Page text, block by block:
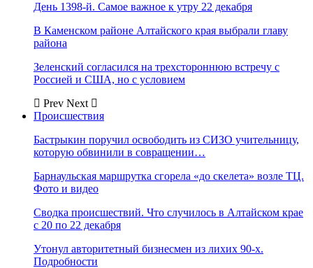
День 1398-й. Самое важное к утру 22 декабря
В Каменском районе Алтайского края выбрали главу
района
Зеленский согласился на трехстороннюю встречу с
Россией и США, но с условием
Prev Next
Происшествия
Бастрыкин поручил освободить из СИЗО учительницу,
которую обвинили в совращении…
Барнаульская маршрутка сгорела «до скелета» возле ТЦ.
Фото и видео
Сводка происшествий. Что случилось в Алтайском крае
с 20 по 22 декабря
Утонул авторитетный бизнесмен из лихих 90-х.
Подробности